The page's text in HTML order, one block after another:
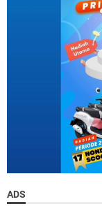
ADS